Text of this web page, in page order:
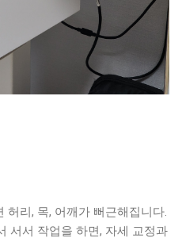
허리, 목, 어깨가 뻐근해집니다.
서서 작업을 하면, 자세 교정과